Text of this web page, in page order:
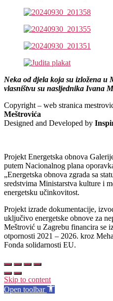
Neka od djela koja su izložena u
vlasništvu su nasljednika Ivana
Copyright – web stranica
Meštrovića
Designed and Developed by
Projekt Energetska obnova
putem Nacionalnog plana
„Energetska obnova zgrada sa
sredstvima Ministarstva kulture i
energetsku učinkovitost.
Projekt izrade dokumentacije,
uključivo energetske obnove za
Meštrović u Zagrebu financira se
otpornosti 2021 – 2026. kroz
Fonda solidarnosti EU.
Skip to content
Open toolbar